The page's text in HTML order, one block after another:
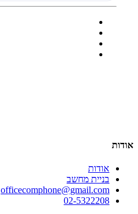
אודות
אודות
בניית מחשב
officecomphone@gmail.com
02-5322208